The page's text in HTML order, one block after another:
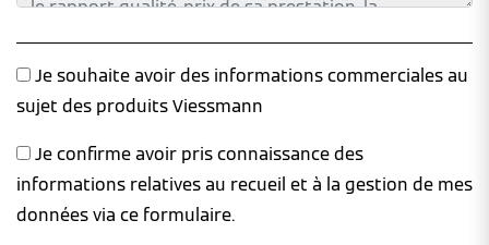
Je souhaite avoir des informations commerciales au
sujet des produits Viessmann
Je confirme avoir pris connaissance des
informations relatives au recueil et à la gestion de mes
données via ce formulaire.